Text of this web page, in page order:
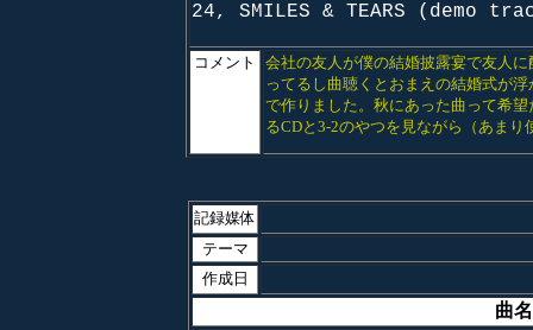
24, SMILES & TEARS (demo
コメント
会社の友人が僕の結婚披露宴で友人
ってるし曲聴くとおまえの結婚式が
で作りました。秋にあった曲って希
るCDと3-2のやつを見ながら（あま
記録媒体
テーマ
作成日
曲